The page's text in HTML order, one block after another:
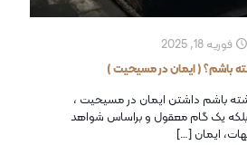
فوریه 18, 2025
باشم؟ ( ایمان در مسیحیت )
باشم داشتن ایمان در مسیحیت ،
بلکه یک گام معقول و براساس شواهد
ایمان[…]